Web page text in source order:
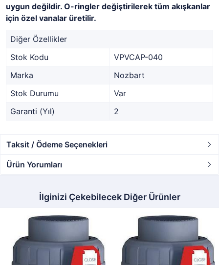
uygun değildir. O-ringler değiştirilerek tüm akışkanlar
için özel vanalar üretilir.
Diğer Özellikler
Stok Kodu
VPVCAP-040
Marka
Nozbart
Stok Durumu
Var
Garanti (Yıl)
2
Taksit / Ödeme Seçenekleri
Ürün Yorumları
İlginizi Çekebilecek Diğer Ürünler